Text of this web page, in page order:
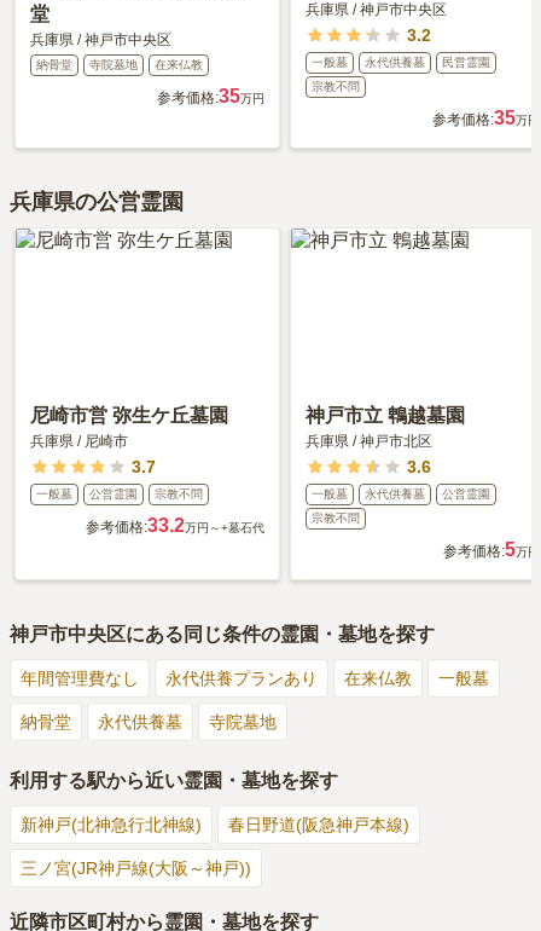
堂
兵庫県 /神戸市中央区
納骨堂 寺院墓地 在来仏教
参考価格:35万円
兵庫県 /神戸市中央区
3.2
一般墓 永代供養墓
民営霊園
宗教不問
参考価格:35万円
兵庫県の公営霊園
尼崎市営 弥生ケ丘墓園
兵庫県 / 尼崎市
3.7
一般墓 公営霊園 宗教不問
参考価格:33.2万円～+墓石代
神戸市立 鵯越墓園
兵庫県 /神戸市北区
3.6
一般墓 永代供養墓
公営霊園
宗教不問
参考価格:5万円
神戸市中央区にある同じ条件の霊園・墓地を探す
年間管理費なし 永代供養プランあり 在来仏教 一般墓
納骨堂 永代供養墓 寺院墓地
利用する駅から近い霊園・墓地を探す
新神戸(北神急行北神線) 春日野道(阪急神戸本線)
三ノ宮(JR神戸線(大阪～神戸))
近隣市区町村から霊園・墓地を探す